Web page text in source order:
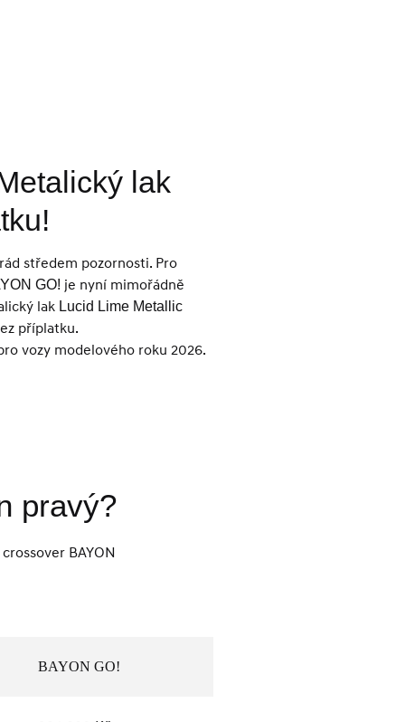
lak
středem pozornosti. Pro
GO! je nyní mimořádně
lak Lucid Lime Metallic
příplatku.
vozy modelového roku 2026.
pravý?
BAYON
BAYON GO!